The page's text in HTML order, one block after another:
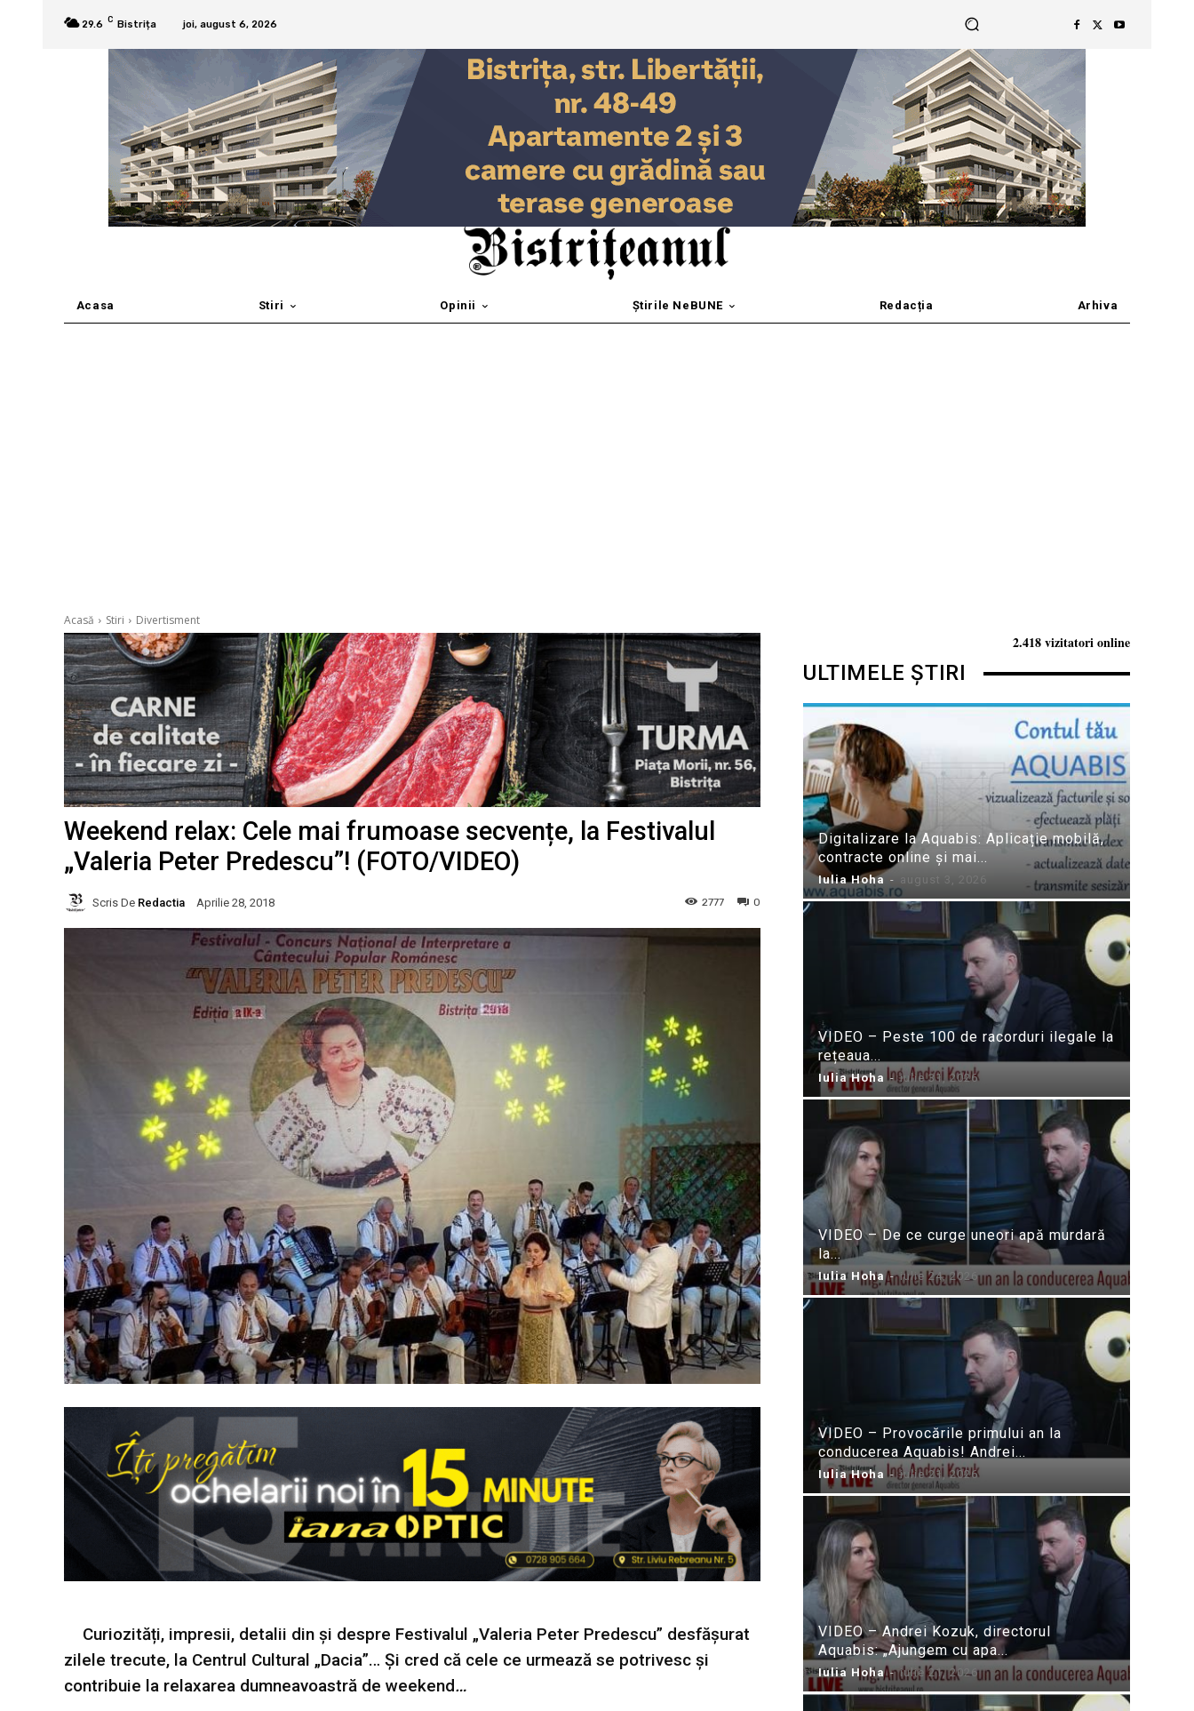
29.6 C Bistrița joi, august 6, 2026
Acasa Stiri Opinii Știrile NeBUNE Redacția Arhiva
Acasă Stiri Divertisment
Weekend relax: Cele mai frumoase secvențe, la Festivalul
„Valeria Peter Predescu”! (FOTO/VIDEO)
Scris De Redactia Aprilie 28, 2018 0
2777
Curiozități, impresii, detalii din și despre Festivalul „Valeria Peter Predescu” desfășurat
zilele trecute, la Centrul Cultural „Dacia”… Și cred că cele ce urmează se potrivesc și
contribuie la relaxarea dumneavoastră de weekend…
2.418 vizitatori online
ULTIMELE ȘTIRI
Digitalizare la Aquabis: Aplicație mobilă,
contracte online și mai...
Iulia Hoha - august 3, 2026
VIDEO – Peste 100 de racorduri ilegale la
rețeaua...
Iulia Hoha - iulie 31, 2026
VIDEO – De ce curge uneori apă murdară
la...
Iulia Hoha - iulie 24, 2026
VIDEO – Provocările primului an la
conducerea Aquabis! Andrei...
Iulia Hoha - iulie 21, 2026
VIDEO – Andrei Kozuk, directorul
Aquabis: „Ajungem cu apa...
Iulia Hoha - iulie 21, 2026